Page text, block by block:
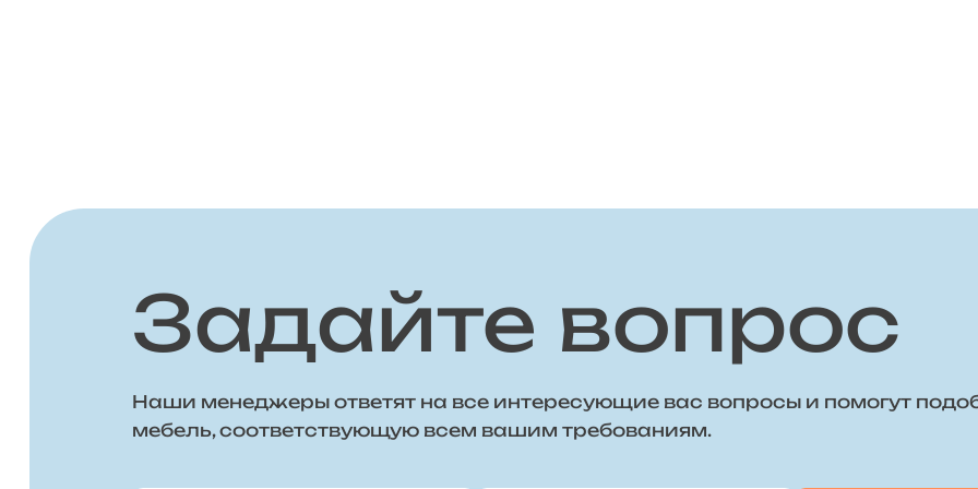
Задайте вопрос
Наши менеджеры ответят на все интересующие вас вопросы и помогут
мебель, соответствующую всем вашим требованиям.